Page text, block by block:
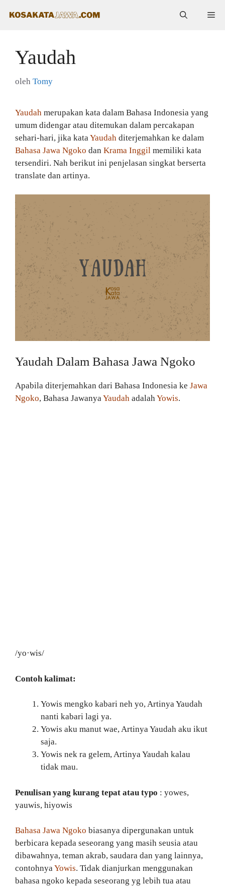
Yaudah
oleh Tomy
Yaudah merupakan kata dalam Bahasa Indonesia yang
umum didengar atau ditemukan dalam percakapan
sehari-hari, jika kata Yaudah diterjemahkan ke dalam
Bahasa Jawa Ngoko dan Krama Inggil memiliki kata
tersendiri. Nah berikut ini penjelasan singkat berserta
translate dan artinya.
Yaudah Dalam Bahasa Jawa Ngoko
Apabila diterjemahkan dari Bahasa Indonesia ke Jawa
Ngoko, Bahasa Jawanya Yaudah adalah Yowis.
/yo·wis/
Contoh kalimat:
Yowis mengko kabari neh yo, Artinya Yaudah
nanti kabari lagi ya.
Yowis aku manut wae, Artinya Yaudah aku ikut
saja.
Yowis nek ra gelem, Artinya Yaudah kalau
tidak mau.
Penulisan yang kurang tepat atau typo : yowes,
yauwis, hiyowis
Bahasa Jawa Ngoko biasanya dipergunakan untuk
berbicara kepada seseorang yang masih seusia atau
dibawahnya, teman akrab, saudara dan yang lainnya,
contohnyaYowis. Tidak dianjurkan menggunakan
bahasa ngoko kepada seseorang yg lebih tua atau